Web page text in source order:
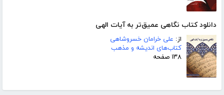
دانلود کتاب نگاهی عمیق‌تر به آیات الهی
از: علی خرامان خسروشاهی
کتاب‌های اندیشه و مذهب
۱۳۸ صفحه